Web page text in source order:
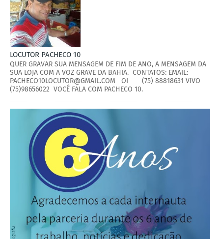
LOCUTOR PACHECO 10
QUER GRAVAR SUA MENSAGEM DE FIM DE ANO, A MENSAGEM DA
SUA LOJA COM A VOZ GRAVE DA BAHIA. CONTATOS: EMAIL:
PACHECO10LOCUTOR@GMAIL.COM OI (75) 88818631 VIVO
(75)98656022 VOCÊ FALA COM PACHECO 10.